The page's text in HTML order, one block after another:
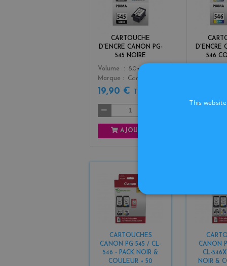
CARTOUCHE
D'ENCRE CANON PG-
545 NOIRE
Color
Volume
8.0ml
Marque
Canon
19,90 €
AJOUTER
D'ENCRE
546
CARTOUCHES
CANON PG-545 / CL-
546 - PACK NOIR &
COULEUR + 50
CANON
CL-
NOIR &
This